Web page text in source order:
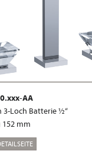
AA
3-Loch Batterie ½“
mm